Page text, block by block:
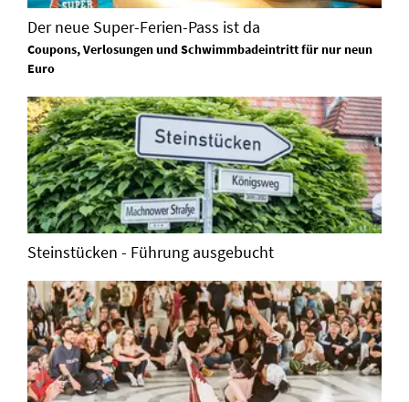
Der neue Super-Ferien-Pass ist da
Coupons, Verlosungen und Schwimmbadeintritt für nur neun
Euro
Steinstücken - Führung ausgebucht